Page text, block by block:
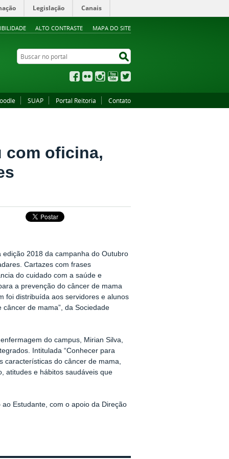
ALTO CONTRASTE MAPA DO SITE
Legislação Canais
Buscar no portal
Facebook
Flickr InstagramYouTube
SUAP Portal Reitoria Contato
com oficina,
edição 2018 da campanha do Outubro
Cartazes com frases
do cuidado com a saúde e
a prevenção do câncer de mama
foi distribuída aos servidores e alunos
de mama”, da Sociedade
do campus, Mirian Silva,
Intitulada “Conhecer para
características do câncer de mama,
atitudes e hábitos saudáveis que
Estudante, com o apoio da Direção